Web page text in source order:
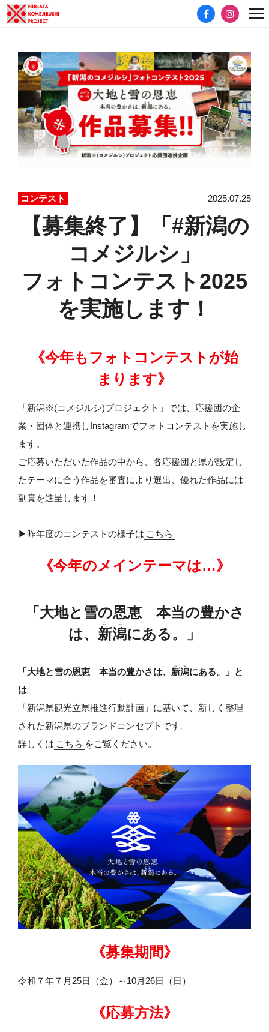
コンテスト 2025.07.25
【募集終了】「#新潟の
コメジルシ」
フォトコンテスト2025
を実施します！
《今年もフォトコンテストが始
まります》
「新潟※(コメジルシ)プロジェクト」では、応援団の企
業・団体と連携しInstagramでフォトコンテストを実施し
ます。
ご応募いただいた作品の中から、各応援団と県が設定し
たテーマに合う作品を審査により選出、優れた作品には
副賞を進呈します！
▶︎昨年度のコンテストの様子は こちら
《今年のメインテーマは…》
「大地と雪の恩恵 本当の豊かさ
は、 新潟
ここ
にある。」
「大地と雪の恩恵 本当の豊かさは、 新潟
ここ
にある。」と
は
「新潟県観光立県推進行動計画」に基いて、新しく整理
された新潟県のブランドコンセプトです。
詳しくは こちら をご覧ください。
《募集期間》
令和７年７月25日（金）～10月26日（日）
《応募方法》